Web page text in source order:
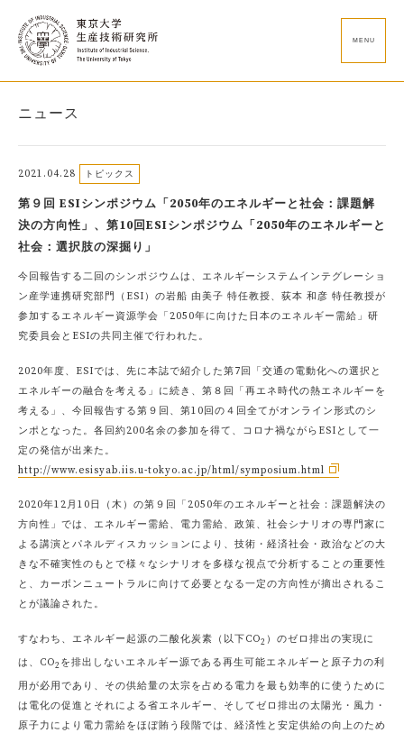
MENU
ニュース
2021.04.28 トピックス
第９回 ESIシンポジウム「2050年のエネルギーと社会：課題解
決の⽅向性」、第10回ESIシンポジウム「2050年のエネルギーと
社会：選択肢の深掘り」
今回報告する二回のシンポジウムは、エネルギーシステムインテグレーショ
ン産学連携研究部門（ESI）の岩船 由美子 特任教授、荻本 和彦 特任教授が
参加するエネルギー資源学会「2050年に向けた日本のエネルギー需給」研
究委員会とESIの共同主催で行われた。
2020年度、ESIでは、先に本誌で紹介した第7回「交通の電動化への選択と
エネルギーの融合を考える」に続き、第８回「再エネ時代の熱エネルギーを
考える」、今回報告する第９回、第10回の４回全てがオンライン形式のシ
ンポとなった。各回約200名余の参加を得て、コロナ禍ながらESIとして一
定の発信が出来た。
http://www.esisyab.iis.u-tokyo.ac.jp/html/symposium.html
2020年12月10日（木）の第９回「2050年のエネルギーと社会：課題解決の
方向性」では、エネルギー需給、電力需給、政策、社会シナリオの専門家に
よる講演とパネルディスカッションにより、技術・経済社会・政治などの大
きな不確実性のもとで様々なシナリオを多様な視点で分析することの重要性
と、カーボンニュートラルに向けて必要となる一定の方向性が摘出されるこ
とが議論された。
すなわち、エネルギー起源の二酸化炭素（以下CO2 ）のゼロ排出の実現に
は、CO2を排出しないエネルギー源である再生可能エネルギーと原子力の利
用が必用であり、その供給量の太宗を占める電力を最も効率的に使うために
は電化の促進とそれによる省エネルギー、そしてゼロ排出の太陽光・風力・
原子力により電力需給をほぼ賄う段階では、経済性と安定供給の向上のため